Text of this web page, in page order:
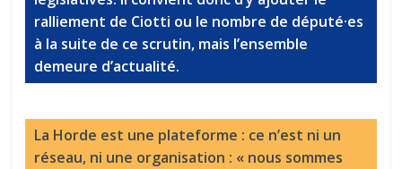
ralliement de Ciotti ou le nombre de député·es
à la suite de ce scrutin, mais l’ensemble
demeure d’actualité.
La Horde est une plateforme : ce n’est ni un
réseau, ni une organisation : « nous sommes